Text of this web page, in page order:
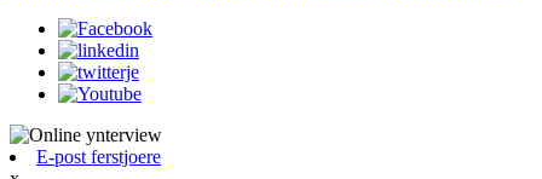
E-post ferstjoere